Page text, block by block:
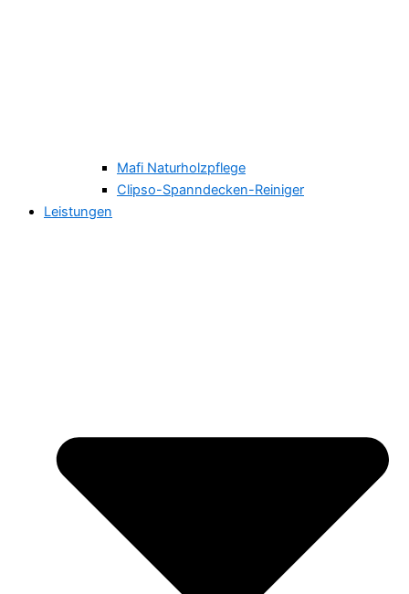
Mafi Naturholzpflege
Clipso-Spanndecken-Reiniger
Leistungen